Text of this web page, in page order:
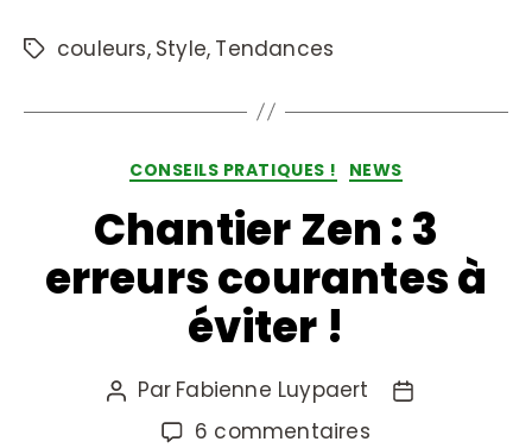
couleurs, Style, Tendances
CONSEILS PRATIQUES ! NEWS
Chantier Zen : 3
erreurs courantes à
éviter !
Par Fabienne Luypaert
6 commentaires